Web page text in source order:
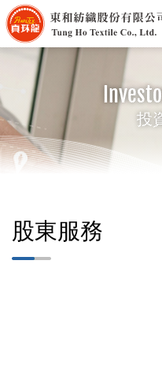
投
股東服務